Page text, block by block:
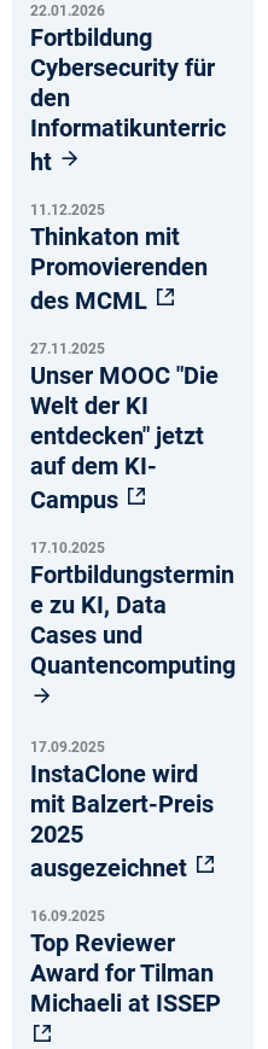
22.01.2026
Fortbildung
Cybersecurity für
den
Informatikunterric
ht
11.12.2025
Thinkaton mit
Promovierenden
des MCML
27.11.2025
Unser MOOC "Die
Welt der KI
entdecken" jetzt
auf dem KI-
Campus
17.10.2025
Fortbildungstermin
e zu KI, Data
Cases und
Quantencomputing
17.09.2025
InstaClone wird
mit Balzert-Preis
2025
ausgezeichnet
16.09.2025
Top Reviewer
Award for Tilman
Michaeli at ISSEP